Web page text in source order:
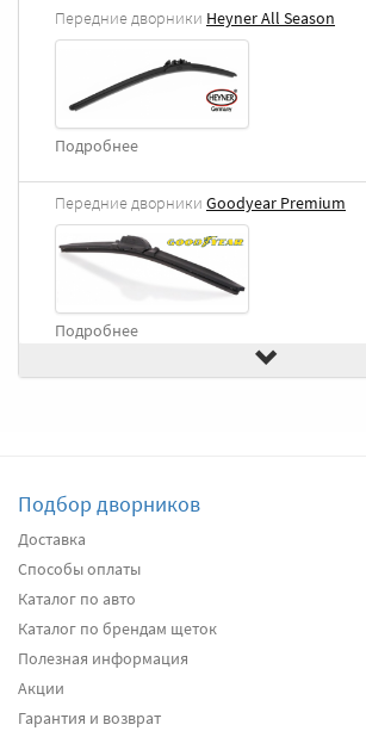
Передние дворники Heyner All Season
Подробнее
Передние дворники Goodyear Premium
Подробнее
Подробнее
Передние дворники
Подробнее
Подбор дворников
Доставка
Способы оплаты
Каталог по авто
Каталог по брендам щеток
Полезная информация
Акции
Гарантия и возврат